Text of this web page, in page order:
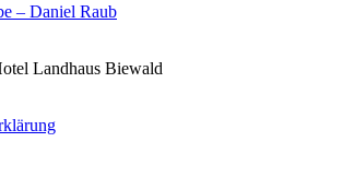
– Daniel Raub
Landhaus Biewald